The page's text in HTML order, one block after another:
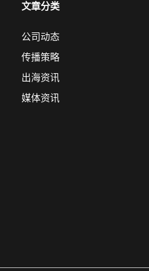
文章分类
公司动态
传播策略
出海资讯
媒体资讯